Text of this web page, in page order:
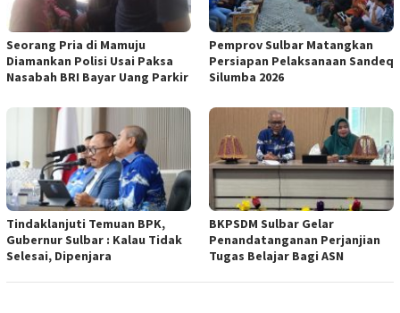
Seorang Pria di Mamuju
Diamankan Polisi Usai Paksa
Nasabah BRI Bayar Uang Parkir
Pemprov Sulbar Matangkan
Persiapan Pelaksanaan Sandeq
Silumba 2026
Tindaklanjuti Temuan BPK,
Gubernur Sulbar : Kalau Tidak
Selesai, Dipenjara
BKPSDM Sulbar Gelar
Penandatanganan Perjanjian
Tugas Belajar Bagi ASN